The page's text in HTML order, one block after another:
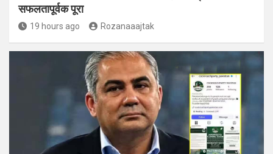
सफलतापूर्वक पूरा
19 hours ago Rozanaaajtak